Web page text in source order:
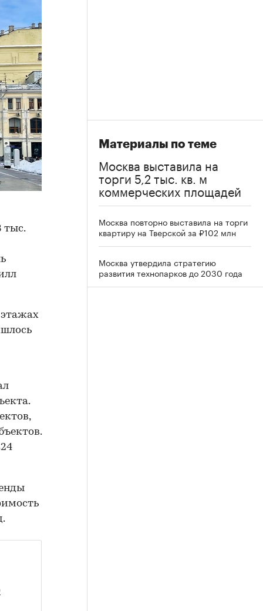
тыс.
Материалы по теме
Москва выставила на
торги 5,2 тыс. кв. м
коммерческих площадей
Москва повторно выставила на торги
квартиру на Тверской за ₽102 млн
Москва утвердила стратегию
развития технопарков до 2030 года